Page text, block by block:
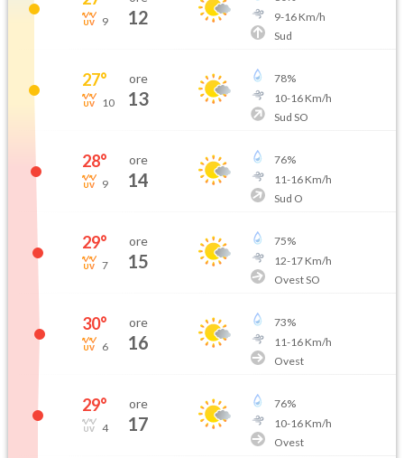
9 12
9-16Km/h
Sud
27°
10
ore
13
78%
10-16Km/h
Sud SO
28°
9
ore
14
76%
11-16Km/h
Sud O
29°
7
ore
15
75%
12-17Km/h
Ovest SO
30°
6
ore
16
73%
11-16Km/h
Ovest
29°
4
ore
17
76%
10-16Km/h
Ovest